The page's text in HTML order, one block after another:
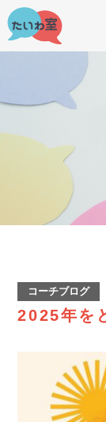
コーチブログ
2025年を